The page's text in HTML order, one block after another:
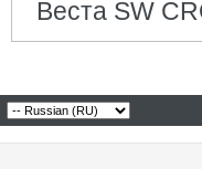
Веста SW